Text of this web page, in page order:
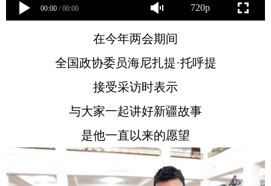
00:00 / 00:00 720p
在今年两会期间
全国政协委员海尼扎提·托呼提
接受采访时表示
与大家一起讲好新疆故事
是他一直以来的愿望